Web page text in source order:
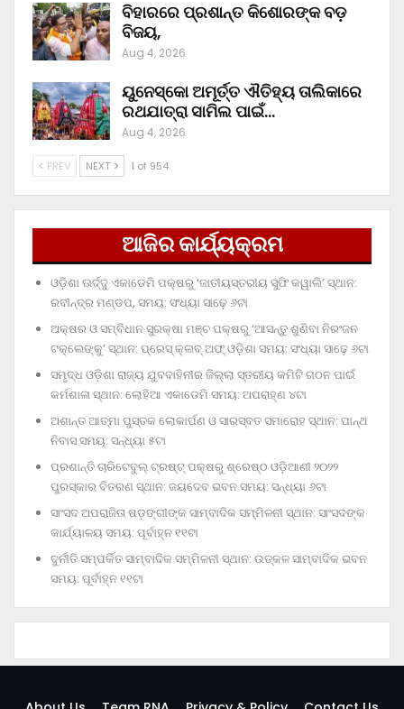
ବିହାରରେ ପ୍ରଶାନ୍ତ କିଶୋରଙ୍କ ବଡ଼
ବିଜୟ,
Aug 4, 2026
ୟୁନେସ୍କୋ ଅମୂର୍ତ୍ତ ଐତିହ୍ୟ ତାଲିକାରେ
ରଥଯାତ୍ରା ସାମିଲ ପାଇଁ…
Aug 4, 2026
PREV NEXT 1 of 954
ଆଜିର କାର୍ଯ୍ୟକ୍ରମ
ଓଡ଼ିଶା ଊର୍ଦ୍ଦୁ ଏକାଡେମି ପକ୍ଷରୁ ‘ଜାତୀୟସ୍ତରୀୟ ସୁଫି କୱାଲି’ ସ୍ଥାନ:
ରବୀନ୍ଦ୍ର ମଣ୍ଡପ, ସମୟ: ସଂଧ୍ୟା ସାଢ଼େ ୬ଟା
ଅକ୍ଷର ଓ ସମ୍ବିଧାନ ସୁରକ୍ଷା ମଞ୍ଚ ପକ୍ଷରୁ ‘ଆସନ୍ତୁ ଶୁଣିବା ନିରଂଜନ
ଟକ୍‌ଲେଙ୍କୁ’ ସ୍ଥାନ: ପ୍ରେସ୍‌ କ୍ଲବ୍‌ ଅଫ୍‌ ଓଡ଼ିଶା ସମୟ: ସଂଧ୍ୟା ସାଢ଼େ ୬ଟା
ସମୃଦ୍ଧ ଓଡ଼ିଶା ରାଜ୍ୟ ଯୁବବାହିନୀର ଜିଲ୍ଲା ସ୍ତରୀୟ କମିଟି ଗଠନ ପାଇଁ
କର୍ମଶାଳା ସ୍ଥାନ: ଲୋହିଆ ଏକାଡେମି ସମୟ: ଅପରାହ୍‌ଣ ୪ଟା
ଅଶାନ୍ତ ଆତ୍ମା ପୁସ୍ତକ ଲୋକାର୍ପଣ ଓ ସାରସ୍ବତ ସମାରୋହ ସ୍ଥାନ: ପାନ୍ଥ
ନିବାସ ସମୟ: ସନ୍ଧ୍ୟା ୫ଟା
ପ୍ରଶାନ୍ତି ଚାରିଟେବୁଲ୍‌ ଟ୍ରଷ୍ଟ୍‌ ପକ୍ଷରୁ ଶ୍ରେଷ୍ଠ ଓଡ଼ିଆଣୀ ୨୦୨୨
ପୁରସ୍କାର ବିତରଣ ସ୍ଥାନ: ଜୟଦେବ ଭବନ ସମୟ: ସନ୍ଧ୍ୟା ୬ଟା
ସାଂସଦ ଅପରାଜିତା ଷଡ଼ଙ୍ଗୀଙ୍କ ସାମ୍ବାଦିକ ସମ୍ମିଳନୀ ସ୍ଥାନ: ସାଂସଦଙ୍କ
କାର୍ଯ୍ୟାଳୟ ସମୟ: ପୂର୍ବାହ୍ନ ୧୧ଟା
ଦୁର୍ନୀତି ସମ୍ପର୍କିତ ସାମ୍ବାଦିକ ସମ୍ମିଳନୀ ସ୍ଥାନ: ଉତ୍କଳ ସାମ୍ବାଦିକ ଭବନ
ସମୟ: ପୂର୍ବାହ୍ନ ୧୧ଟା